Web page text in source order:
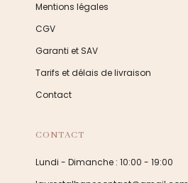
Mentions légales
CGV
Garanti et SAV
Tarifs et délais de livraison
Contact
CONTACT
Lundi - Dimanche : 10:00 - 19:00